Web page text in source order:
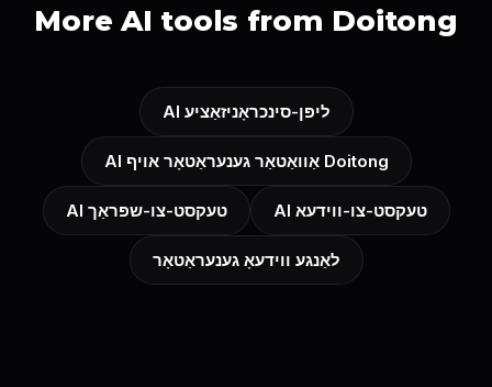
More AI tools from Doitong
AI ליפּן-סינכראָניזאַציע
AI אַוואַטאַר גענעראַטאָר אויף Doitong
AI טעקסט-צו-שפּראַך AI טעקסט-צו-ווידעא
לאַנגע ווידעאָ גענעראַטאָר